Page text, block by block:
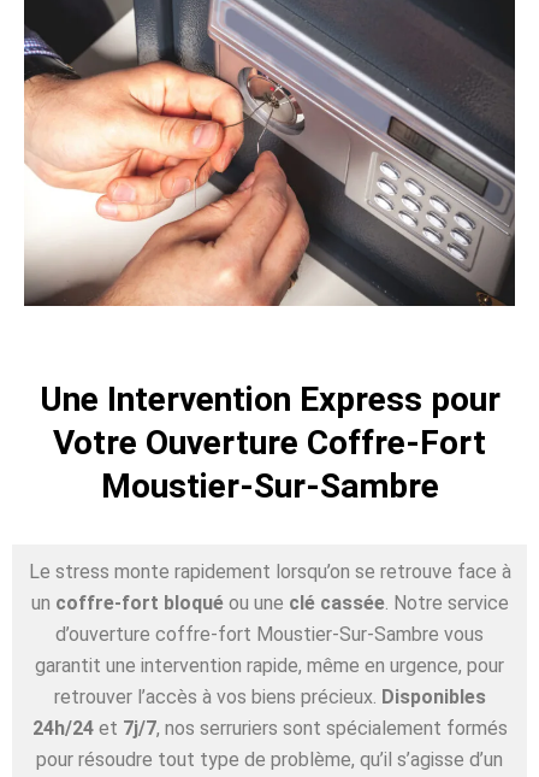
Une Intervention Express pour
Votre Ouverture Coffre-Fort
Moustier-Sur-Sambre
Le stress monte rapidement lorsqu’on se retrouve face à
un coffre-fort bloquéou une clé cassée. Notre service
d’ouverture coffre-fort Moustier-Sur-Sambre vous
garantit une intervention rapide, même en urgence, pour
retrouver l’accès à vos biens précieux. Disponibles
24h/24et 7j/7, nos serruriers sont spécialement formés
pour résoudre tout type de problème, qu’il s’agisse d’un